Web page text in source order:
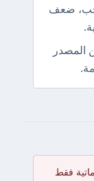
ضعف
المصدر
فقط